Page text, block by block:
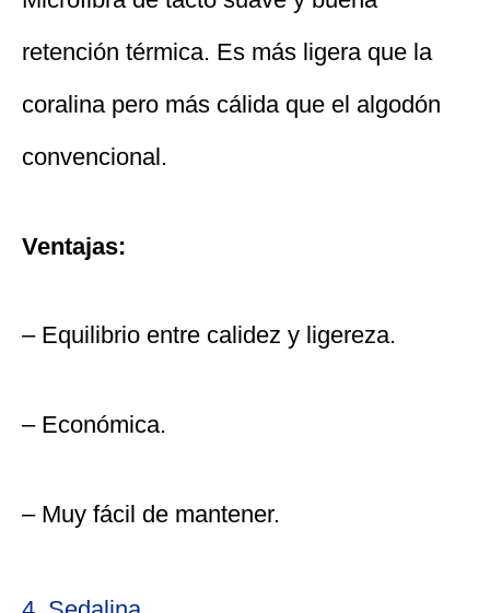
retención térmica. Es más ligera que la
coralina pero más cálida que el algodón
convencional.
Ventajas:
– Equilibrio entre calidez y ligereza.
– Económica.
– Muy fácil de mantener.